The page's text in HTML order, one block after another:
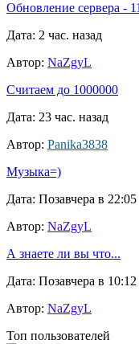
Обновление сервера -
Дата: 2 час. назад
Автор: NaZgyL
Считаем до 1000000
Дата: 23 час. назад
Автор: Panika3838
Музыка=)
Дата: Позавчера в 22:05
Автор: NaZgyL
А знаете ли вы что...
Дата: Позавчера в 10:12
Автор: NaZgyL
Топ пользователей